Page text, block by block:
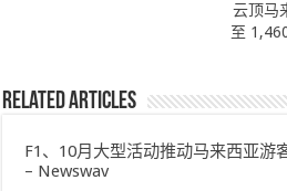
云顶马
至
Related Articles
F1、10月大型活动推动马来西亚游
– Newswav